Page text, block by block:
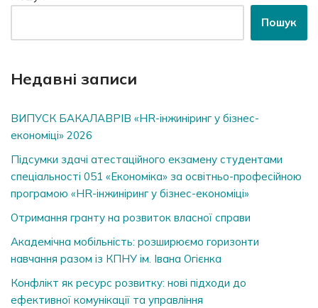
Пошук
Недавні записи
ВИПУСК БАКАЛАВРІВ «HR-інжиніринг у бізнес-
економіці» 2026
Підсумки здачі атестаційного екзамену студентами
спеціальності 051 «Економіка» за освітньо-професійною
програмою «HR-інжиніринг у бізнес-економіці»
Отримання гранту на розвиток власної справи
Академічна мобільність: розширюємо горизонти
навчання разом із КПНУ ім. Івана Огієнка
Конфлікт як ресурс розвитку: нові підходи до
ефективної комунікації та управління